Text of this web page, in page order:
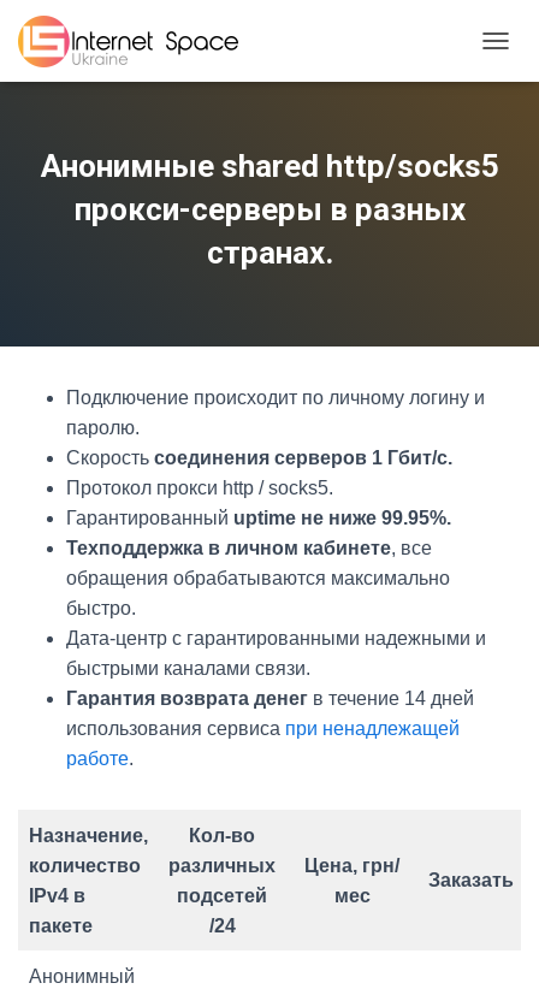
Анонимные shared http/socks5
прокси-серверы в разных
странах.
Подключение происходит по личному логину и
паролю.
Скорость соединения серверов 1 Гбит/с.
Протокол прокси http / socks5.
Гарантированный uptime не ниже 99.95%.
Техподдержка в личном кабинете, все
обращения обрабатываются максимально
быстро.
Дата-центр с гарантированными надежными и
быстрыми каналами связи.
Гарантия возврата денег в течение 14 дней
использования сервиса при ненадлежащей
работе.
Назначение,
количество
IPv4 в
пакете
Кол-во
различных
подсетей
/24
Цена, грн/
мес
Заказать
Анонимный